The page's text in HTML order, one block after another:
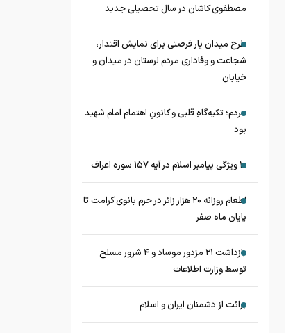
مصطفوی کاشان در سال تحصیلی جدید
طرح میدان یار فرصتی برای نمایش اقتدار،
شجاعت و وفاداری مردم لرستان در میدان و
خیابان
مردم؛ تکیه‌گاهِ قلبی و کانونِ اهتمام امام شهید
بود
۱۰ ویژگی پیامبر اسلام در آیه ۱۵۷ سوره اعراف
اطعام روزانه ۲۰ هزار زائر در حرم بانوی کرامت تا
پایان ماه صفر
بازداشت ۲۱ مزدور موساد و ۴ شرور مسلح
توسط وزارت اطلاعات
برائت از دشمنان ایران و اسلام